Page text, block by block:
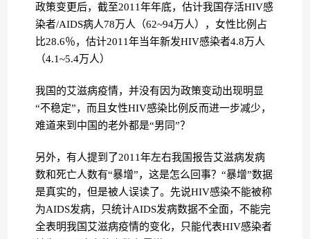
政策变更后，截至2011年年底，估计我国存活HIV感
染者/AIDS病人78万人（62~94万人），女性比例占
比28.6％，估计2011年当年新发HIV感染者4.8万人
（4.1~5.4万人）
我国的艾滋病疫情，并没有因为政策变动出现明显
“不稳定”，而且女性HIV感染比例反而进一步减少，
难道来到中国的老外都是“男同”？
另外，有人提到了2011年左右我国报告艾滋病发病
数和死亡人数有“暴增”，这是怎么回事？“暴增”数据
是真实的，但是被人误读了。先说HIV感染不能被称
为AIDS发病，只统计AIDS发病数据不全面，不能完
全表明我国艾滋病疫情的变化，只能代表HIV感染者